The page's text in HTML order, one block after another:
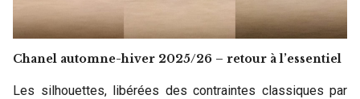
Chanel automne-hiver 2025/26 – retour à l’essentiel
Les silhouettes, libérées des contraintes classiques par